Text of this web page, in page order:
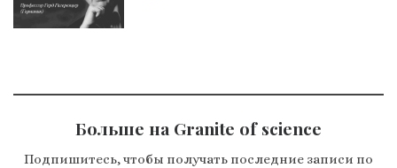
Больше на Granite of science
Подпишитесь, чтобы получать последние записи по